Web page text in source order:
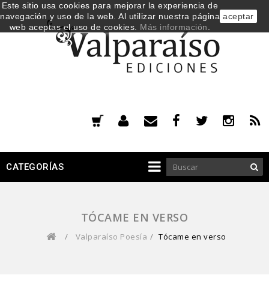
CATEGORÍAS
TÓCAME EN VERSO
/ Valparaíso Poesía / Tócame en verso
Este sitio usa cookies para mejorar la experiencia de
navegación y uso de la web. Al utilizar nuestra página
web aceptas el uso de cookies. Más información
aceptar